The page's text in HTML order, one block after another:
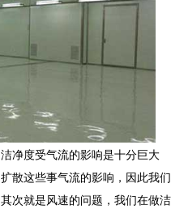
净度受气流的影响是十分巨大
散这些事气流的影响，因此我们
次就是风速的问题，我们在做洁